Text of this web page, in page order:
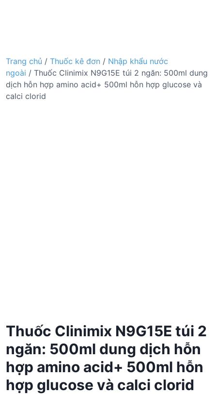
Trang chủ / Thuốc kê đơn / Nhập khẩu nước
ngoài / Thuốc Clinimix N9G15E túi 2 ngăn: 500ml dung
dịch hỗn hợp amino acid+ 500ml hỗn hợp glucose và
calci clorid
Thuốc Clinimix N9G15E túi 2
ngăn: 500ml dung dịch hỗn
hợp amino acid+ 500ml hỗn
hợp glucose và calci clorid